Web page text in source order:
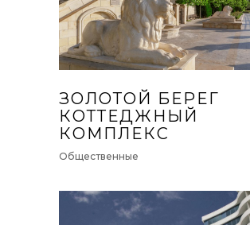
ЗОЛОТОЙ БЕРЕГ
КОТТЕДЖНЫЙ
КОМПЛЕКС
Общественные